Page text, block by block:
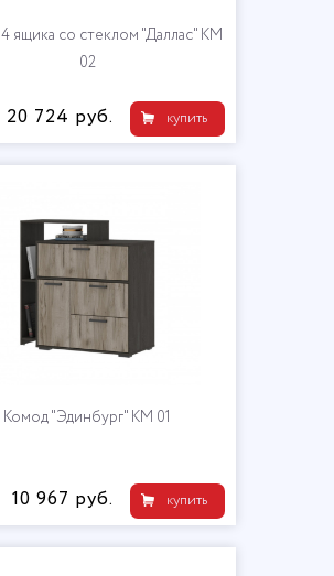
ящика со стеклом "Даллас" КМ
02
купить
20 724 руб.
Комод "Эдинбург" КМ 01
купить
10 967 руб.